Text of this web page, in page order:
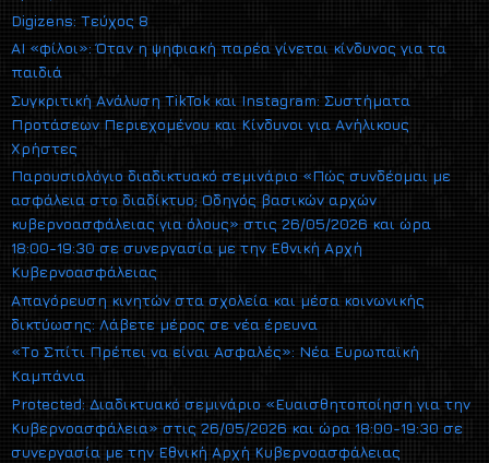
Digizens: Τεύχος 8
AI «φίλοι»: Όταν η ψηφιακή παρέα γίνεται κίνδυνος για τα
παιδιά
Συγκριτική Ανάλυση TikTok και Instagram: Συστήματα
Προτάσεων Περιεχομένου και Κίνδυνοι για Ανήλικους
Χρήστες
Παρουσιολόγιο διαδικτυακό σεμινάριο «Πώς συνδέομαι με
ασφάλεια στο διαδίκτυο; Οδηγός βασικών αρχών
κυβερνοασφάλειας για όλους» στις 26/05/2026 και ώρα
18:00-19:30 σε συνεργασία με την Εθνική Αρχή
Κυβερνοασφάλειας
Απαγόρευση κινητών στα σχολεία και μέσα κοινωνικής
δικτύωσης: Λάβετε μέρος σε νέα έρευνα
«Το Σπίτι Πρέπει να είναι Ασφαλές»: Νέα Ευρωπαϊκή
Καμπάνια
Protected: Διαδικτυακό σεμινάριο «Ευαισθητοποίηση για την
Κυβερνοασφάλεια» στις 26/05/2026 και ώρα 18:00-19:30 σε
συνεργασία με την Εθνική Αρχή Κυβερνοασφάλειας